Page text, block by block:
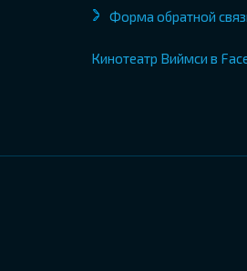
Форма обратной
Кинотеатр Виймси в